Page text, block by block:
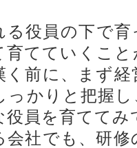
役員の下で育
育てていくこ
く前に、まず
っかりと把握
役員を育てて
会社でも、研